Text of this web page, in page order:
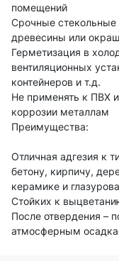
помещений
Срочные
древесины или
Герметизация в
вентиляционных
контейнеров и т.д.
Не применять к ПВХ
коррозии металлам
Преимущества:
Отличная адгезия к
бетону, кирпичу,
керамике и
Стойких к
После отвердения –
атмосферным